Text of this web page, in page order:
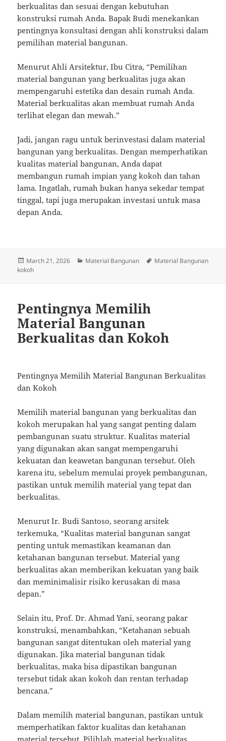
berkualitas dan sesuai dengan kebutuhan
konstruksi rumah Anda. Bapak Budi menekankan
pentingnya konsultasi dengan ahli konstruksi dalam
pemilihan material bangunan.
Menurut Ahli Arsitektur, Ibu Citra, “Pemilihan
material bangunan yang berkualitas juga akan
mempengaruhi estetika dan desain rumah Anda.
Material berkualitas akan membuat rumah Anda
terlihat elegan dan mewah.”
Jadi, jangan ragu untuk berinvestasi dalam material
bangunan yang berkualitas. Dengan memperhatikan
kualitas material bangunan, Anda dapat
membangun rumah impian yang kokoh dan tahan
lama. Ingatlah, rumah bukan hanya sekedar tempat
tinggal, tapi juga merupakan investasi untuk masa
depan Anda.
Posted
on
March 21, 2026 Categories
Material Bangunan Tags
Material Bangunan
kokoh
Pentingnya Memilih
Material Bangunan
Berkualitas dan Kokoh
Pentingnya Memilih Material Bangunan Berkualitas
dan Kokoh
Memilih material bangunan yang berkualitas dan
kokoh merupakan hal yang sangat penting dalam
pembangunan suatu struktur. Kualitas material
yang digunakan akan sangat mempengaruhi
kekuatan dan keawetan bangunan tersebut. Oleh
karena itu, sebelum memulai proyek pembangunan,
pastikan untuk memilih material yang tepat dan
berkualitas.
Menurut Ir. Budi Santoso, seorang arsitek
terkemuka, “Kualitas material bangunan sangat
penting untuk memastikan keamanan dan
ketahanan bangunan tersebut. Material yang
berkualitas akan memberikan kekuatan yang baik
dan meminimalisir risiko kerusakan di masa
depan.”
Selain itu, Prof. Dr. Ahmad Yani, seorang pakar
konstruksi, menambahkan, “Ketahanan sebuah
bangunan sangat ditentukan oleh material yang
digunakan. Jika material bangunan tidak
berkualitas, maka bisa dipastikan bangunan
tersebut tidak akan kokoh dan rentan terhadap
bencana.”
Dalam memilih material bangunan, pastikan untuk
memperhatikan faktor kualitas dan ketahanan
material tersebut. Pilihlah material berkualitas